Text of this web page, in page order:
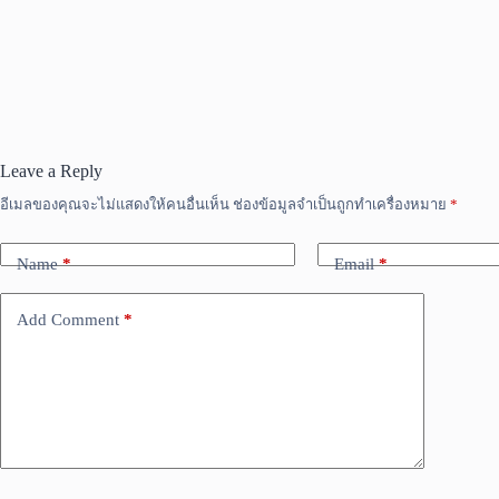
Leave a Reply
อีเมลของคุณจะไม่แสดงให้คนอื่นเห็น ช่องข้อมูลจำเป็นถูกทำเครื่องหมาย *
Name* Email*
Add Comment *